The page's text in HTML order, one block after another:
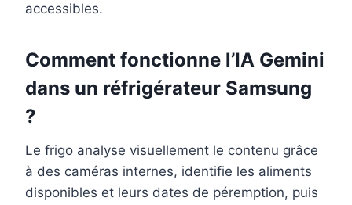
accessibles.
Comment fonctionne l’IA Gemini
dans un réfrigérateur Samsung
?
Le frigo analyse visuellement le contenu grâce
à des caméras internes, identifie les aliments
disponibles et leurs dates de péremption, puis